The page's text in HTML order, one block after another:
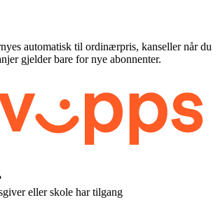
automatisk til ordinærpris, kanseller når du
gjelder bare for nye abonnenter.
eller skole har tilgang